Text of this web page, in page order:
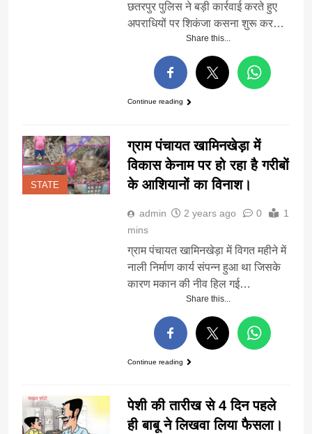
छतरपुर पुलिस ने बड़ी कार्रवाई करते हुए
अपराधियों पर शिकंजा कसना शुरू कर…
Share this...
Continue reading
STATE
ग्राम पंचायत खामिनखेड़ा में
विकास केनाम पर हो रहा है गरीबों
के आशियानों का विनाश।
admin 2 years ago 0
1
mins
ग्राम पंचायत खामिनखेड़ा में विगत महीने में
नाली निर्माण कार्य संपन्न हुआ था जिसके
कारण मकान की नीव हिल गई…
Share this...
Continue reading
पेशी की तारीख से 4 दिन पहले
ही बाबू ने लिखवा लिया फैसला।